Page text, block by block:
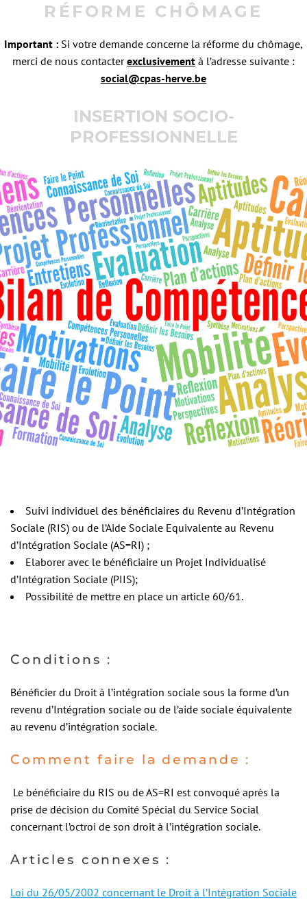
RÉFORME CHÔMAGE
Important : Si votre demande concerne la réforme du chômage,
merci de nous contacterexclusivement à l’adresse suivante :
social@cpas-herve.be
INSERTION SOCIO-
PROFESSIONNELLE
Suivi individuel des bénéficiaires du Revenu d’Intégration
Sociale (RIS) ou de l’Aide Sociale Equivalente au Revenu
d’Intégration Sociale (AS=RI) ;
Elaborer avec le bénéficiaire un Projet Individualisé
d’Intégration Sociale (PIIS);
Possibilité de mettre en place un article 60/61.
Conditions :
Bénéficier du Droit à l’intégration sociale sous la forme d’un
revenu d’Intégration sociale ou de l’aide sociale équivalente
au revenu d’intégration sociale.
Comment faire la demande :
Le bénéficiaire du RIS ou de AS=RI est convoqué après la
prise de décision du Comité Spécial du Service Social
concernant l’octroi de son droit à l’intégration sociale.
Articles connexes :
Loi du 26/05/2002 concernant le Droit à l’Intégration Sociale